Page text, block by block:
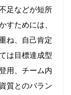
足などが短所
すためには、
ね、自己肯定
は目標達成型
用、チーム内
質とのバラン